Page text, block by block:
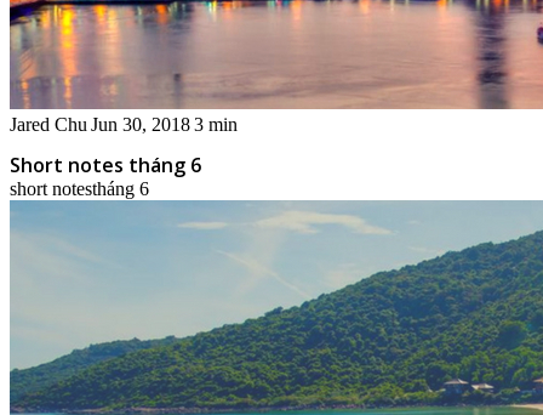
Jared Chu Jun 30, 20183 min
Short notes tháng 6
short notestháng 6